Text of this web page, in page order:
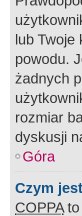
lub Twoje
powodu.
żadnych
rozmiar
dyskusji
Góra
Czym
COPPAto